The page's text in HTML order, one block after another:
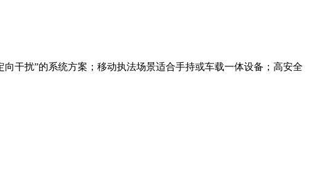
干扰”的系统方案；移动执法场景适合手持或车载一体设备；高安全